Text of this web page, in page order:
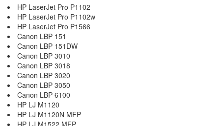
HP LaserJet Pro P1102
HP LaserJet Pro P1102w
HP LaserJet Pro P1566
Canon LBP 151
Canon LBP 151DW
Canon LBP 3010
Canon LBP 3018
Canon LBP 3020
Canon LBP 3050
Canon LBP 6100
HP LJ M1120
HP LJ M1120N MFP
HP LJ M1522 MFP